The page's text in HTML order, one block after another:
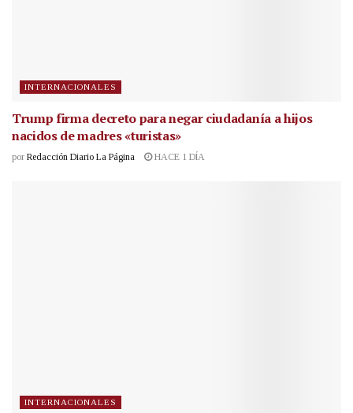
INTERNACIONALES
Trump firma decreto para negar ciudadanía a hijos
nacidos de madres «turistas»
por Redacción Diario La Página HACE 1 DÍA
INTERNACIONALES